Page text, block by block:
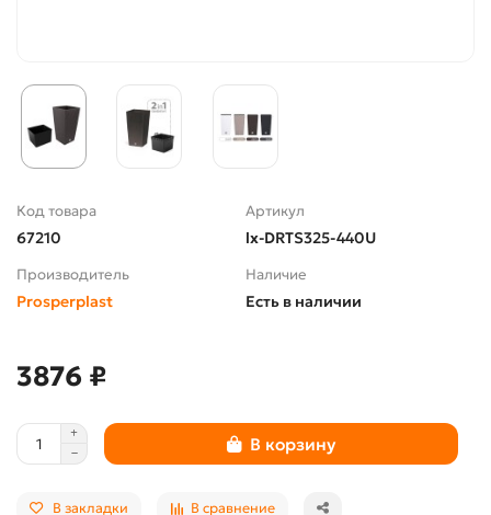
Код товара
67210
Артикул
lx-DRTS325-440U
Производитель
Prosperplast
Наличие
Есть в наличии
3876 ₽
В корзину
В закладки В сравнение